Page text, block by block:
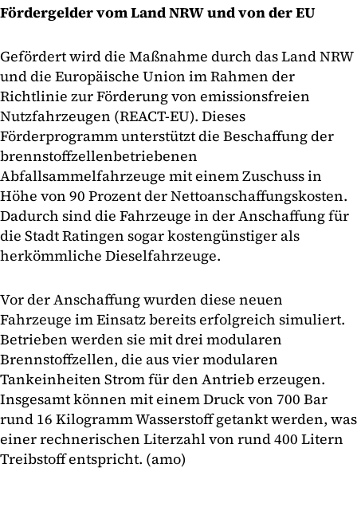
Fördergelder vom Land NRW und von der EU
Gefördert wird die Maßnahme durch das Land NRW
und die Europäische Union im Rahmen der
Richtlinie zur Förderung von emissionsfreien
Nutzfahrzeugen (REACT-EU). Dieses
Förderprogramm unterstützt die Beschaffung der
brennstoffzellenbetriebenen
Abfallsammelfahrzeuge mit einem Zuschuss in
Höhe von 90 Prozent der Nettoanschaffungskosten.
Dadurch sind die Fahrzeuge in der Anschaffung für
die Stadt Ratingen sogar kostengünstiger als
herkömmliche Dieselfahrzeuge.
Vor der Anschaffung wurden diese neuen
Fahrzeuge im Einsatz bereits erfolgreich simuliert.
Betrieben werden sie mit drei modularen
Brennstoffzellen, die aus vier modularen
Tankeinheiten Strom für den Antrieb erzeugen.
Insgesamt können mit einem Druck von 700 Bar
rund 16 Kilogramm Wasserstoff getankt werden, was
einer rechnerischen Literzahl von rund 400 Litern
Treibstoff entspricht. (amo)